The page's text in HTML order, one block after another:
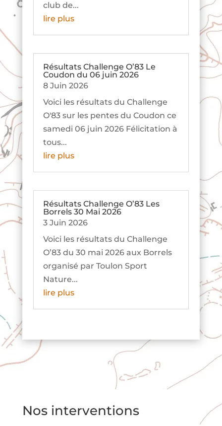
club de...
lire plus
Résultats Challenge O’83 Le
Coudon du 06 juin 2026
8 Juin 2026
Voici les résultats du Challenge
O'83 sur les pentes du Coudon ce
samedi 06 juin 2026 Félicitation à
tous...
lire plus
Résultats Challenge O’83 Les
Borrels 30 Mai 2026
3 Juin 2026
Voici les résultats du Challenge
O’83 du 30 mai 2026 aux Borrels
organisé par Toulon Sport
Nature...
lire plus
Nos interventions